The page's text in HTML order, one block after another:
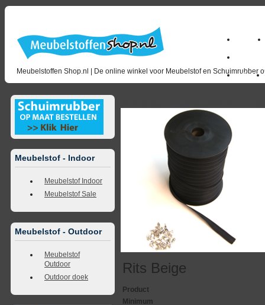
Meubelstoffen Shop.nl | De online winkel voor Meubelstof en Schuimrubber
Home
Outlet
Meubelstof - Indoor
Meubelstof Indoor
Meubelstof Sale
Meubelstof - Outdoor
Meubelstof
Outdoor
Outdoor doek
Rits Beige
Product
Minimum